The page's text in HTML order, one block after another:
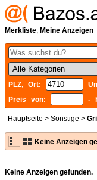
Merkliste, Meine Anzeigen
PLZ, Ort:
Preis von:
-
Hauptseite > Sonstige >
Keine Anzeigen
Keine Anzeigen gefunden.